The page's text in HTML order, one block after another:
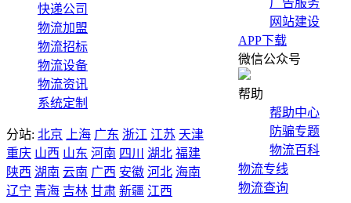
广告服务
网站建设
APP下载
微信公众号
帮助
帮助中心
防骗专题
物流百科
物流专线
物流查询
快递公司
物流加盟
物流招标
物流设备
物流资讯
系统定制
分站: 北京 上海 广东 浙江 江苏 天津
重庆 山西 山东 河南 四川 湖北 福建
陕西 湖南 云南 广西 安徽 河北 海南
辽宁 青海 吉林 甘肃 新疆 江西